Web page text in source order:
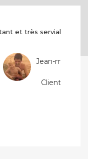
bon accueil...
Garcia